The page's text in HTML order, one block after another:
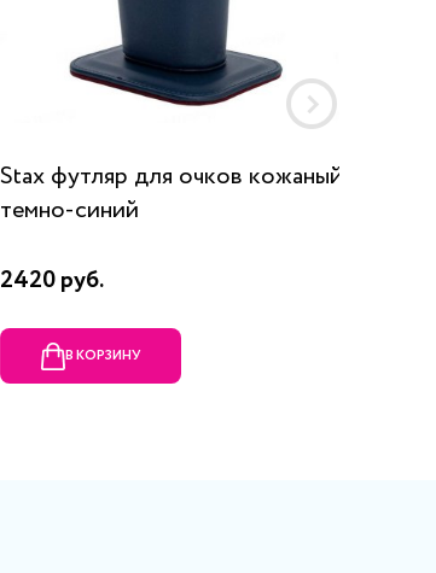
Stax футляр для очков кожаный,
темно-синий
2420 руб.
В КОРЗИНУ